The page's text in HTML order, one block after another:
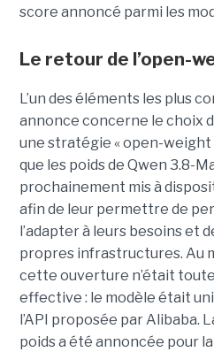
score annoncé parmi les
Le retour de l’open-
L’un des éléments les plus
annonce concerne le choix
une stratégie « open-weight
que les poids de Qwen 3.8-
prochainement mis à
afin de leur permettre de
l’adapter à leurs besoins et
propres infrastructures. Au
cette ouverture n’était
effective : le modèle était
l’API proposée par Alibaba.
poids a été annoncée pour